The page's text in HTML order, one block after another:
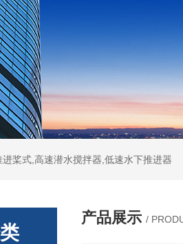
桨式,高速潜水搅拌器,低速水下推进器
产品展示 /